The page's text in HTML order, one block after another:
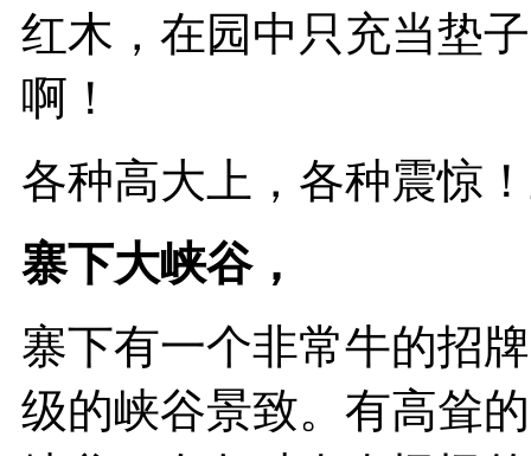
红木，在园中只充当垫
啊！
各种高大上，各种震惊
寨下大峡谷，
寨下有一个非常牛的招
级的峡谷景致。有高耸